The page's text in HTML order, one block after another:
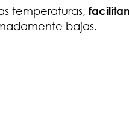
temperaturas,
bajas.